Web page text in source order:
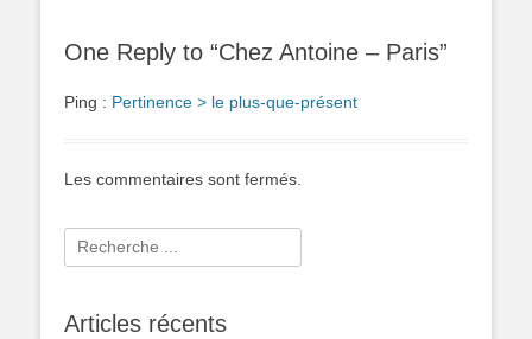
One Reply to “Chez Antoine – Paris”
Ping : Pertinence > le plus-que-présent
Les commentaires sont fermés.
Rechercher :
Articles récents